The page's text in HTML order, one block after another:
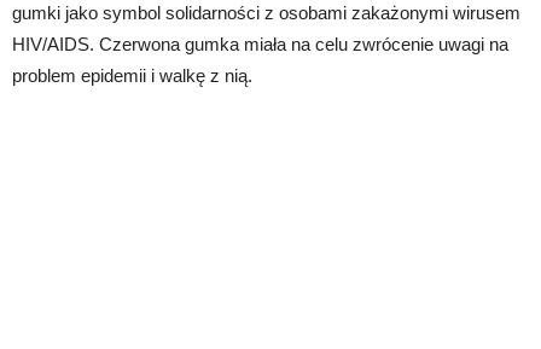
gumki jako symbol solidarności z osobami zakażonymi wirusem
HIV/AIDS. Czerwona gumka miała na celu zwrócenie uwagi na
problem epidemii i walkę z nią.